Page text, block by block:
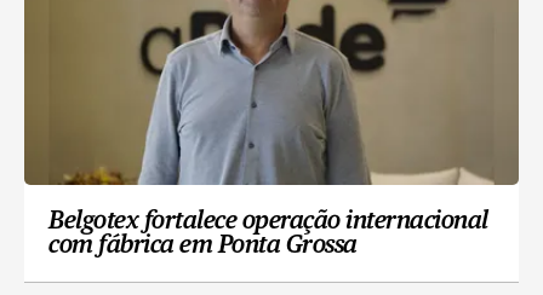
Belgotex fortalece operação internacional
com fábrica em Ponta Grossa